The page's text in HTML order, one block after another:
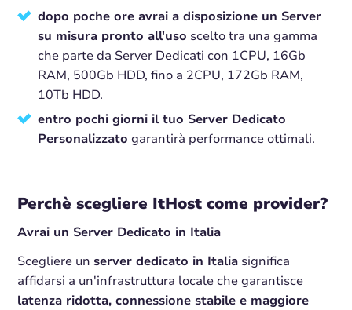
dopo poche ore avrai a disposizione un Server
su misura pronto all'uso scelto tra una gamma
che parte da Server Dedicati con 1CPU, 16Gb
RAM, 500Gb HDD, fino a 2CPU, 172Gb RAM,
10Tb HDD.
entro pochi giorni il tuo Server Dedicato
Personalizzato garantirà performance ottimali.
Perchè scegliere ItHost come provider?
Avrai un Server Dedicato in Italia
Scegliere un server dedicato in Italia significa
affidarsi a un'infrastruttura locale che garantisce
latenza ridotta, connessione stabile e maggiore